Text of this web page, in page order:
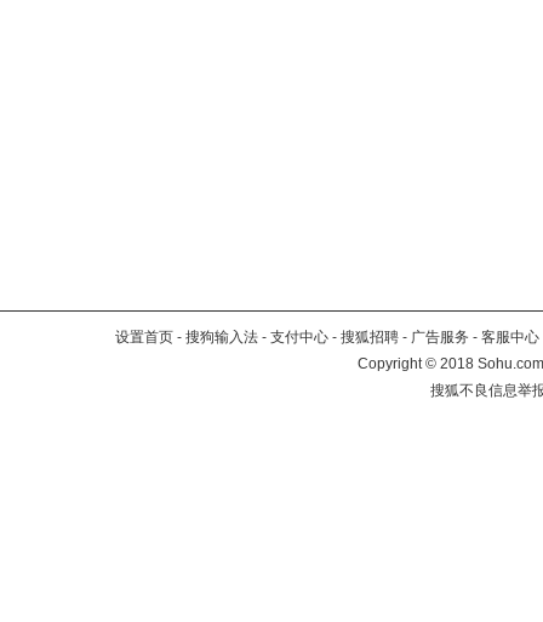
设置首页 - 搜狗输入法 - 支付中心 - 搜狐招聘 - 广告服务 - 客服中心
Copyright©2018
搜狐不良信息举